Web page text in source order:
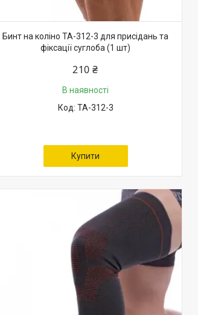
Бинт на коліно TA-312-3 для присідань та
фіксації суглоба (1 шт)
210 ₴
В наявності
TA-312-3
Купити